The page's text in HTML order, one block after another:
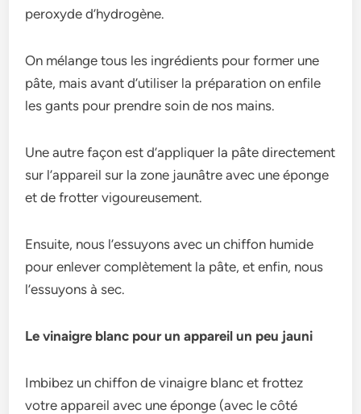
peroxyde d’hydrogène.
On mélange tous les ingrédients pour former une
pâte, mais avant d’utiliser la préparation on enfile
les gants pour prendre soin de nos mains.
Une autre façon est d’appliquer la pâte directement
sur l’appareil sur la zone jaunâtre avec une éponge
et de frotter vigoureusement.
Ensuite, nous l’essuyons avec un chiffon humide
pour enlever complètement la pâte, et enfin, nous
l’essuyons à sec.
Le vinaigre blanc pour un appareil un peu jauni
Imbibez un chiffon de vinaigre blanc et frottez
votre appareil avec une éponge (avec le côté